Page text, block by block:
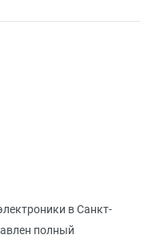
в Санкт-
полный